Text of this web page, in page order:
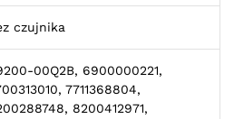
czujnika
00Q2B, 6900000221,
7711368804,
8200412971,